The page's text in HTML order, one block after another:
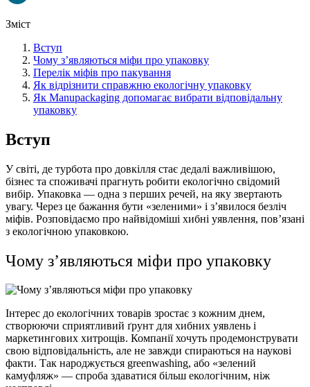
Зміст
Вступ
Чому з’являються міфи про упаковку
Перелік міфів про пакування
Як відрізнити справжню екологічну упаковку
Як Manupackaging допомагає вибрати відповідальну
упаковку
Вступ
У світі, де турбота про довкілля стає дедалі важливішою,
бізнес та споживачі прагнуть робити екологічно свідомий
вибір. Упаковка — одна з перших речей, на яку звертають
увагу. Через це бажання бути «зеленими» і з’явилося безліч
міфів. Розповідаємо про найвідоміші хибні уявлення, повʼязані
з екологічною упаковкою.
Чому з’являються міфи про упаковку
Інтерес до екологічних товарів зростає з кожним днем,
створюючи сприятливий ґрунт для хибних уявлень і
маркетингових хитрощів. Компаніїхочуть продемонструвати
свою відповідальність, але не завжди спираються на наукові
факти. Так народжується greenwashing, або «зелений
камуфляж» — спроба здаватися більш екологічним, ніж